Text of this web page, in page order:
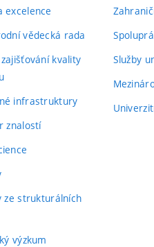
excelence
vědecká rada
kvality
infrastruktury
znalostí
ze strukturálních
výzkum
Služby